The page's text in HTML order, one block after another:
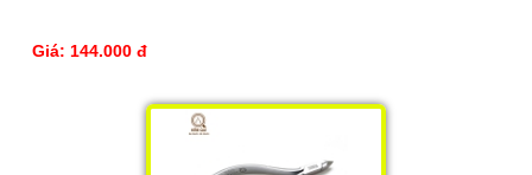
Giá: 144.000 đ